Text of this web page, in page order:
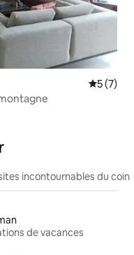
Note
5 (7)
incontournables du coin
de vacances